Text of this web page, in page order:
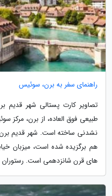
راهنمای سفر به برن، سوئیس
تصاویر کارت پستالی شهر قدیم
طبیعی فوق العاده، از برن،
نشدنی ساخته است. شهر قدیم برن
هم برگزیده شده است، میزبان
های قرن شانزدهمی است. رستوران